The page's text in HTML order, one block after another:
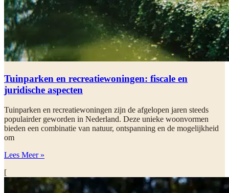
Tuinparken en recreatiewoningen: fiscale en
juridische aspecten
Tuinparken en recreatiewoningen zijn de afgelopen jaren steeds
populairder geworden in Nederland. Deze unieke woonvormen
bieden een combinatie van natuur, ontspanning en de mogelijkheid
om
Lees Meer »
[